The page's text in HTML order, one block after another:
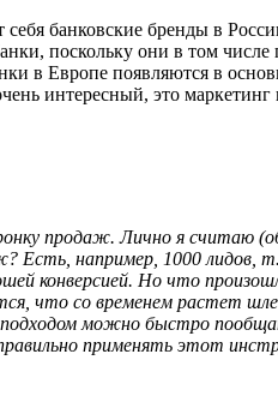
банковские бренды в
поскольку они в том
в Европе появляются в
интересный, это
продаж. Лично я
Есть, например, 1000 лидов,
конверсией. Но что
что со временем растет
можно быстро
применять этот